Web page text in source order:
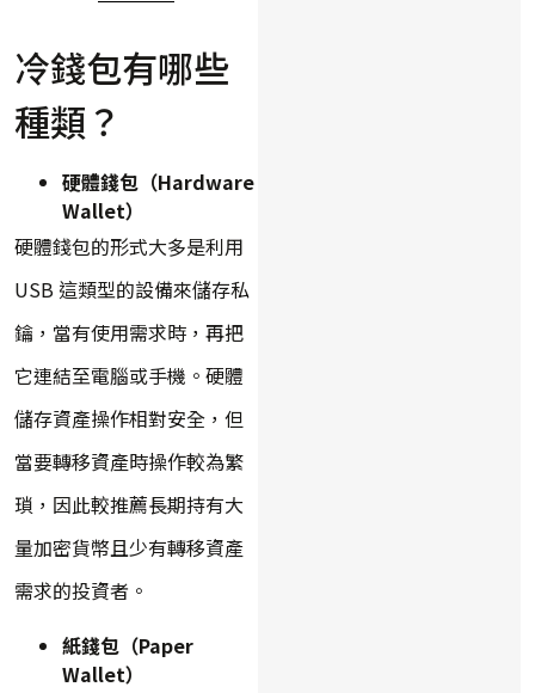
冷錢包有哪些
種類？
硬體錢包（Hardware
Wallet）
硬體錢包的形式大多是利用
USB 這類型的設備來儲存私
鑰，當有使用需求時，再把
它連結至電腦或手機。硬體
儲存資產操作相對安全，但
當要轉移資產時操作較為繁
瑣，因此較推薦長期持有大
量加密貨幣且少有轉移資產
需求的投資者。
紙錢包（Paper
Wallet）